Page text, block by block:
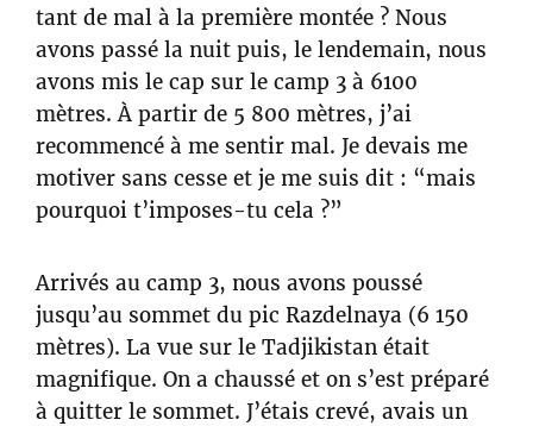
tant de mal à la première montée ? Nous
avons passé la nuit puis, le lendemain, nous
avons mis le cap sur le camp 3 à 6100
mètres. À partir de 5 800 mètres, j’ai
recommencé à me sentir mal. Je devais me
motiver sans cesse et je me suis dit : “mais
pourquoi t’imposes-tu cela ?”
Arrivés au camp 3, nous avons poussé
jusqu’au sommet du pic Razdelnaya (6 150
mètres). La vue sur le Tadjikistan était
magnifique. On a chaussé et on s’est préparé
à quitter le sommet. J’étais crevé, avais un